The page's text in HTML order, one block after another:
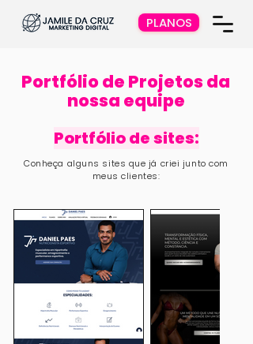
PLANOS
Portfólio de Projetos da
nossa equipe
Portfólio de sites:
Conheça alguns sites que já criei junto com
meus clientes: